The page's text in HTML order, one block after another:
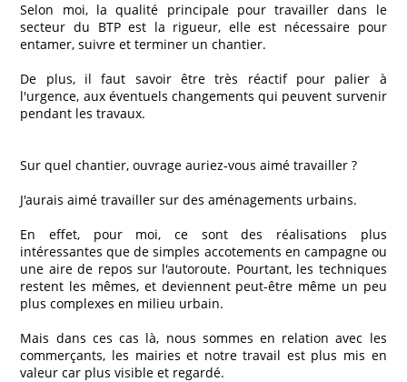
Selon moi, la qualité principale pour travailler dans le
secteur du BTP est la rigueur, elle est nécessaire pour
entamer, suivre et terminer un chantier.
De plus, il faut savoir être très réactif pour palier à
l'urgence, aux éventuels changements qui peuvent survenir
pendant les travaux.
Sur quel chantier, ouvrage auriez-vous aimé travailler ?
J'aurais aimé travailler sur des aménagements urbains.
En effet, pour moi, ce sont des réalisations plus
intéressantes que de simples accotements en campagne ou
une aire de repos sur l'autoroute. Pourtant, les techniques
restent les mêmes, et deviennent peut-être même un peu
plus complexes en milieu urbain.
Mais dans ces cas là, nous sommes en relation avec les
commerçants, les mairies et notre travail est plus mis en
valeur car plus visible et regardé.